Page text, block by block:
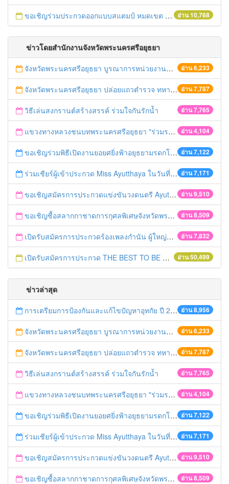
อ่าน 10,768
ขอเชิญร่วมประกวดออกแบบสแตมป์ หมดเขต 30 ก.ย.57
ข่าวโดยสำนักงานจังหวัดพระนครศรีอยุธยา
อ่าน 6,233
จังหวัดพระนครศรีอยุธยา บูรณาการหน่วยงานที่เกี่ยวข้อง ลงพื้นที่จัดระเบียบและดำเนินมาตรการตามบทลงโทษสูงสุดกับผู้ประกอบการร้านค้าที่ยังฝ่าฝืนตั้งร้านค้ารุกล้ำเขตพื้นที่ทางหลวง เตรียมความปลอดภัยก่อนเทศกาลสงกรานต์
อ่าน 7,787
จังหวัดพระนครศรีอยุธยา ปล่อยแถวตำรวจ ทหาร ฝ่ายปกครอง กว่า 100 นาย ตรวจเข้มท่ารถสาธารณะ สถานีขนส่งรถโดยสาร วินรถตู้ และสถานีรถไฟ เตรียมรับมือเทศกาลสงกรานต์
อ่าน 7,765
วิธีเล่นสงกรานต์สร้างสรรค์ ร่วมใจกันรักน้ำ
อ่าน 4,104
แขวงทางหลวงชนบทพระนครศรีอยุธยา "ร่วมรณรงค์ ขับช้า เปิดไฟหน้า คาดเข็มขัด" เทศกาลสงกรานต์ ปี 2561
อ่าน 7,122
ขอเชิญร่วมพิธีเปิดงานยอยศยิ่งฟ้าอยุธยามรดกโลก
อ่าน 7,171
ร่วมเชียร์ผู้เข้าประกวด Miss Ayutthaya ในวันที่ 15 ธันวาคม 2560
อ่าน 9,510
ขอเชิญสมัครการประกวดแข่งขันวงดนตรี Ayutthaya battle of the bands
อ่าน 8,509
ขอเชิญซื้อสลากกาชาดการกุศลพิเศษจังหวัดพระนครศรีอยุธยา 2560
อ่าน 7,832
เปิดรับสมัครการประกวดร้องเพลงกำนัน ผู้ใหญ่บ้าน ฯลฯ
อ่าน 50,499
เปิดรับสมัครการประกวด THE BEST TO BE NUMBER ONE
ข่าวล่าสุด
อ่าน 8,956
การเตรียมการป้องกันและแก้ไขปัญหาอุทกัย ปี 2561
อ่าน 6,233
จังหวัดพระนครศรีอยุธยา บูรณาการหน่วยงานที่เกี่ยวข้อง ลงพื้นที่จัดระเบียบและดำเนินมาตรการตามบทลงโทษสูงสุดกับผู้ประกอบการร้านค้าที่ยังฝ่าฝืนตั้งร้านค้ารุกล้ำเขตพื้นที่ทางหลวง เตรียมความปลอดภัยก่อนเทศกาลสงกรานต์
อ่าน 7,787
จังหวัดพระนครศรีอยุธยา ปล่อยแถวตำรวจ ทหาร ฝ่ายปกครอง กว่า 100 นาย ตรวจเข้มท่ารถสาธารณะ สถานีขนส่งรถโดยสาร วินรถตู้ และสถานีรถไฟ เตรียมรับมือเทศกาลสงกรานต์
อ่าน 7,765
วิธีเล่นสงกรานต์สร้างสรรค์ ร่วมใจกันรักน้ำ
อ่าน 4,104
แขวงทางหลวงชนบทพระนครศรีอยุธยา "ร่วมรณรงค์ ขับช้า เปิดไฟหน้า คาดเข็มขัด" เทศกาลสงกรานต์ ปี 2561
อ่าน 7,122
ขอเชิญร่วมพิธีเปิดงานยอยศยิ่งฟ้าอยุธยามรดกโลก
อ่าน 7,171
ร่วมเชียร์ผู้เข้าประกวด Miss Ayutthaya ในวันที่ 15 ธันวาคม 2560
อ่าน 9,510
ขอเชิญสมัครการประกวดแข่งขันวงดนตรี Ayutthaya battle of the bands
อ่าน 8,509
ขอเชิญซื้อสลากกาชาดการกุศลพิเศษจังหวัดพระนครศรีอยุธยา 2560